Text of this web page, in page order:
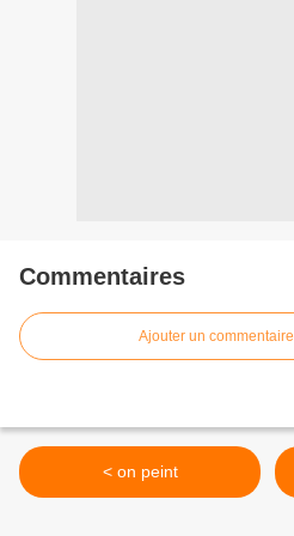
Commentaires
Ajouter un commentaire
< on peint